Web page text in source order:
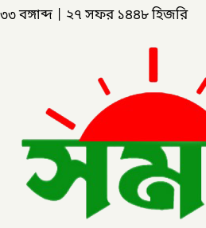
বঙ্গাব্দ ২৭ সফর ১৪৪৮ হিজরি